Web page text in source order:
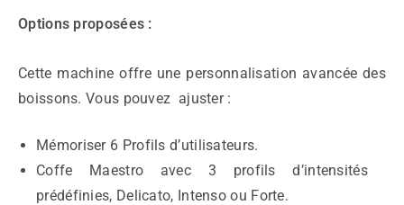
Options proposées :
Cette machine offre une personnalisation avancée des
boissons. Vous pouvez ajuster :
Mémoriser 6 Profils d’utilisateurs.
Coffe Maestro avec 3 profils d’intensités
prédéfinies, Delicato, Intenso ou Forte.